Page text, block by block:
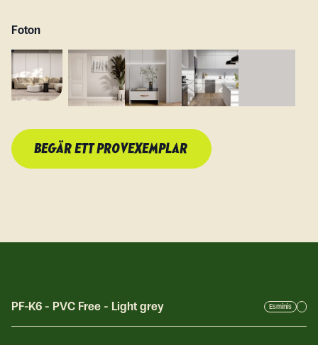
Foton
BEGÄR ETT PROVEXEMPLAR
PF-K6 - PVC Free - Light grey Esminis